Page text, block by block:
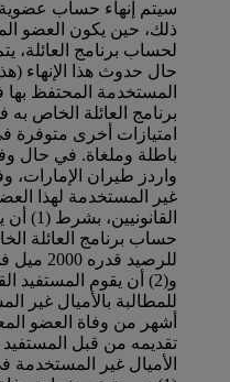
سيتم إنهاء حساب
ذلك، حين يكون العضو
لحساب برنامج العائلة،
حال حدوث هذا الإنهاء
المستخدمة المحتفظ
برنامج العائلة الخاص
امتيازات أخرى
باطلة وملغاة. في حال
واردز طيران الإمارات،
غير المستخدمة لهذا
حساب برنامج العائلة
للرصيد
و(2) أن يقوم المستفيد
أشهر من وفاة العضو
تقديمه من قبل المستفيد
الأميال غير